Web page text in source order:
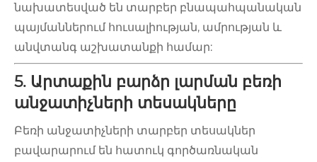
նախատեսված են տարբեր բնապահպանական
պայմաններում հուսալիության, ամրության և
անվտանգ աշխատանքի համար:
5. Արտաքին բարձր լարման բեռի
անջատիչների տեսակները
Բեռի անջատիչների տարբեր տեսակներ
բավարարում են հատուկ գործառնական